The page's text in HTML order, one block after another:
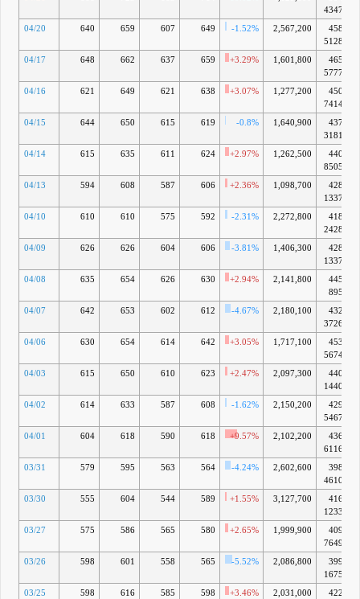
4347万
04/20
640 659 607 649 -1.52% 2,567,200
458億
5128万
04/17
648 662 637 659 +3.29% 1,601,800
465億
5777万
04/16
621 649 621 638 +3.07% 1,277,200
450億
7414万
04/15
644 650 615 619 -0.8% 1,640,900
437億
3181万
04/14
615 635 611 624 +2.97% 1,262,500
440億
8505万
04/13
594 608 587 606 +2.36% 1,098,700
428億
1337万
04/10
610 610 575 592 -2.31% 2,272,800
418億
2428万
04/09
626 626 604 606 -3.81% 1,406,300
428億
1337万
04/08
635 654 626 630 +2.94% 2,141,800
445億
895万
04/07
642 653 602 612 -4.67% 2,180,100
432億
3726万
04/06
630 654 614 642 +3.05% 1,717,100
453億
5674万
04/03
615 650 610 623 +2.47% 2,097,300
440億
1440万
04/02
614 633 587 608 -1.62% 2,150,200
429億
5467万
04/01
604 618 590 618 +9.57% 2,102,200
436億
6116万
03/31
579 595 563 564 -4.24% 2,602,600
398億
4610万
03/30
555 604 544 589 +1.55% 3,127,700
416億
1233万
03/27
575 586 565 580 +2.65% 1,999,900
409億
7649万
03/26
598 601 558 565 -5.52% 2,086,800
399億
1675万
03/25
598 616 585 598 +3.46% 2,031,000
422億